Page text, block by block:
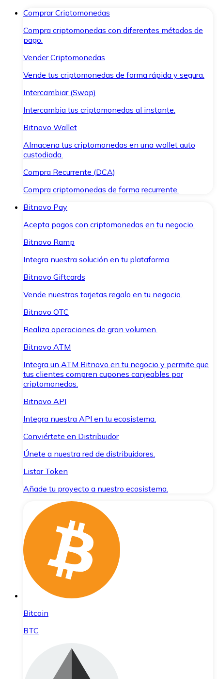
Comprar Criptomonedas
Compra criptomonedas con diferentes métodos de
pago.
Vender Criptomonedas
Vende tus criptomonedas de forma rápida y segura.
Intercambiar (Swap)
Intercambia tus criptomonedas al instante.
Bitnovo Wallet
Almacena tus criptomonedas en una wallet auto
custodiada.
Compra Recurrente (DCA)
Compra criptomonedas de forma recurrente.
Bitnovo Pay
Acepta pagos con criptomonedas en tu negocio.
Bitnovo Ramp
Integra nuestra solución en tu plataforma.
Bitnovo Giftcards
Vende nuestras tarjetas regalo en tu negocio.
Bitnovo OTC
Realiza operaciones de gran volumen.
Bitnovo ATM
Integra un ATM Bitnovo en tu negocio y permite que
tus clientes compren cupones canjeables por
criptomonedas.
Bitnovo API
Integra nuestra API en tu ecosistema.
Conviértete en Distribuidor
Únete a nuestra red de distribuidores.
Listar Token
Añade tu proyecto a nuestro ecosistema.
Bitcoin
BTC